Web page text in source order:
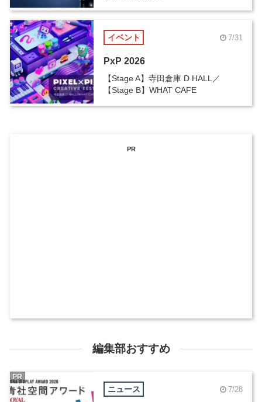
イベント 7/31
PxP 2026
【Stage A】寺田倉庫 D HALL／
【Stage B】WHAT CAFE
PR
編集部おすすめ
ニュース 7/28
PR